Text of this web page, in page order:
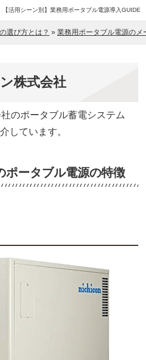
【活用シーン別】業務用ポータブル電源導入GUIDE
選び方とは？ » 業務用ポータブル電源のメ
株式会社
のポータブル蓄電システム
しています。
ポータブル電源の特徴